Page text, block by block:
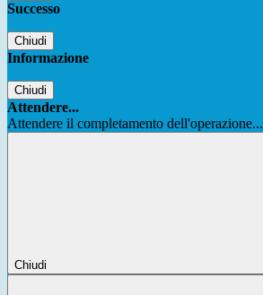
Successo
Chiudi
Informazione
Chiudi
Attendere...
Attendere il completamento dell'operazione...
Chiudi